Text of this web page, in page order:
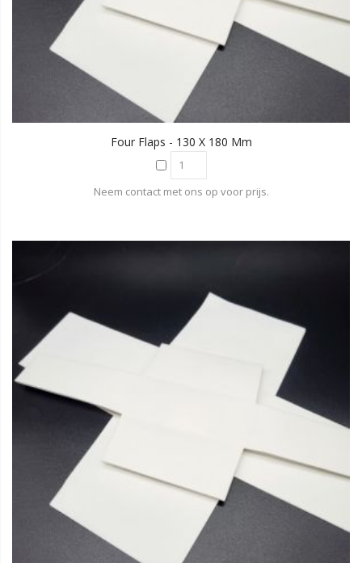
Four Flaps - 130 X 180 Mm
Neem contact met ons op voor prijs.